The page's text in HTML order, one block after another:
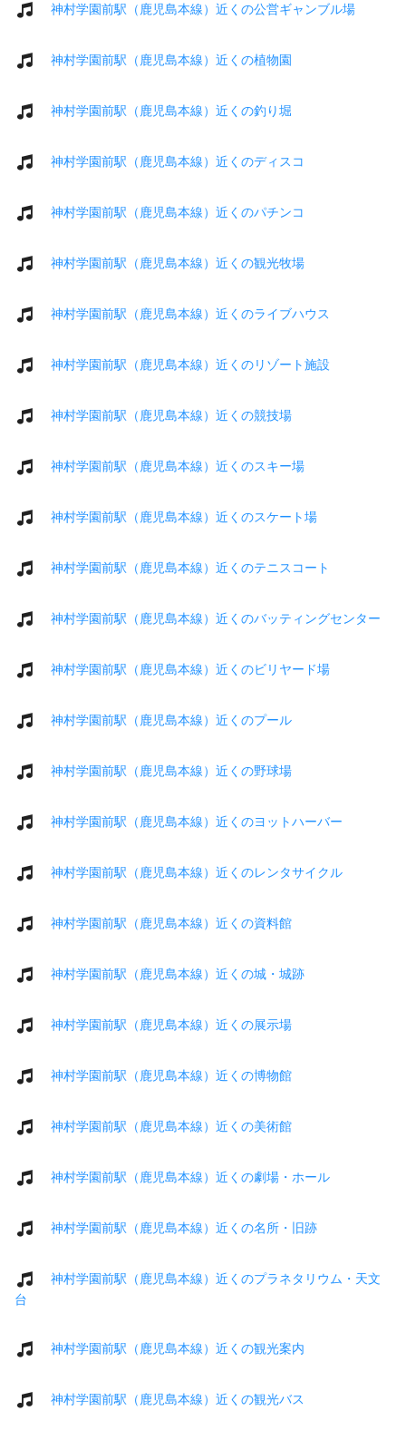
神村学園前駅（鹿児島本線）近くの公営ギャンブル場
神村学園前駅（鹿児島本線）近くの植物園
神村学園前駅（鹿児島本線）近くの釣り堀
神村学園前駅（鹿児島本線）近くのディスコ
神村学園前駅（鹿児島本線）近くのパチンコ
神村学園前駅（鹿児島本線）近くの観光牧場
神村学園前駅（鹿児島本線）近くのライブハウス
神村学園前駅（鹿児島本線）近くのリゾート施設
神村学園前駅（鹿児島本線）近くの競技場
神村学園前駅（鹿児島本線）近くのスキー場
神村学園前駅（鹿児島本線）近くのスケート場
神村学園前駅（鹿児島本線）近くのテニスコート
神村学園前駅（鹿児島本線）近くのバッティングセンター
神村学園前駅（鹿児島本線）近くのビリヤード場
神村学園前駅（鹿児島本線）近くのプール
神村学園前駅（鹿児島本線）近くの野球場
神村学園前駅（鹿児島本線）近くのヨットハーバー
神村学園前駅（鹿児島本線）近くのレンタサイクル
神村学園前駅（鹿児島本線）近くの資料館
神村学園前駅（鹿児島本線）近くの城・城跡
神村学園前駅（鹿児島本線）近くの展示場
神村学園前駅（鹿児島本線）近くの博物館
神村学園前駅（鹿児島本線）近くの美術館
神村学園前駅（鹿児島本線）近くの劇場・ホール
神村学園前駅（鹿児島本線）近くの名所・旧跡
神村学園前駅（鹿児島本線）近くのプラネタリウム・天文
台
神村学園前駅（鹿児島本線）近くの観光案内
神村学園前駅（鹿児島本線）近くの観光バス